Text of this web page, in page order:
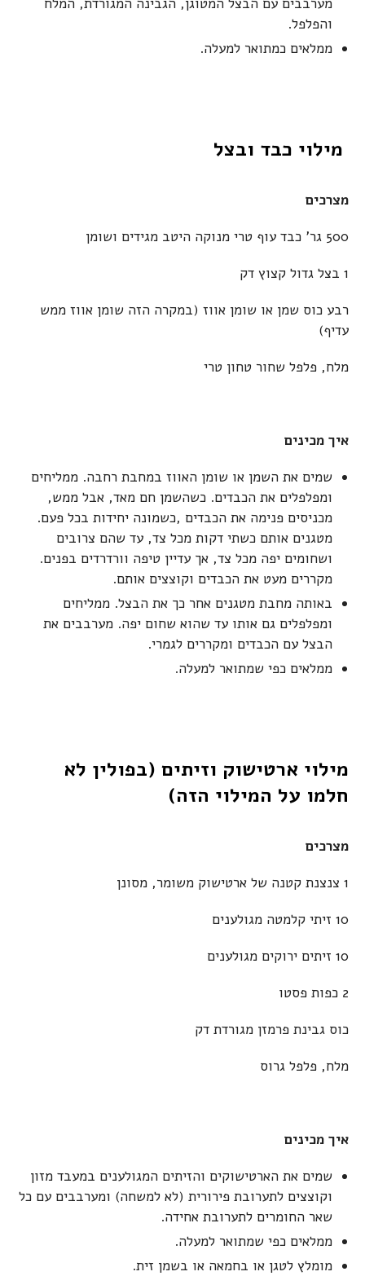
והפלפל.
ממלאים כמתואר למעלה.
מילוי כבד ובצל
מצרכים
500 גר' כבד עוף טרי מנוקה היטב מגידים ושומן
1 בצל גדול קצוץ דק
רבע כוס שמן או שומן אווז (במקרה הזה שומן אווז ממש
עדיף)
מלח, פלפל שחור טחון טרי
איך מכינים
שמים את השמן או שומן האווז במחבת רחבה. ממליחים
ומפלפלים את הכבדים. כשהשמן חם מאד, אבל ממש,
מכניסים פנימה את הכבדים ,כשמונה יחידות בכל פעם.
מטגנים אותם כשתי דקות מכל צד, עד שהם צרובים
ושחומים יפה מכל צד, אך עדיין טיפה וורדרדים בפנים.
מקררים מעט את הכבדים וקוצצים אותם.
באותה מחבת מטגנים אחר כך את הבצל. ממליחים
ומפלפלים גם אותו עד שהוא שחום יפה. מערבבים את
הבצל עם הכבדים ומקררים לגמרי.
ממלאים כפי שמתואר למעלה.
מילוי ארטישוק וזיתים (בפולין לא
חלמו על המילוי הזה)
מצרכים
1 צנצנת קטנה של ארטישוק משומר, מסונן
10 זיתי קלמטה מגולענים
10 זיתים ירוקים מגולענים
2 כפות פסטו
כוס גבינת פרמזן מגורדת דק
מלח, פלפל גרוס
איך מכינים
שמים את הארטישוקים והזיתים המגולענים במעבד מזון
וקוצצים לתערובת פירורית (לא למשחה) ומערבבים עם כל
שאר החומרים לתערובת אחידה.
ממלאים כפי שמתואר למעלה.
מומלץ לטגן או בחמאה או בשמן זית.